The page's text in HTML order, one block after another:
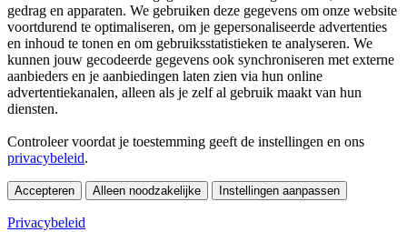
gedrag en apparaten. We gebruiken deze gegevens om onze website
voortdurend te optimaliseren, om je gepersonaliseerde advertenties
en inhoud te tonen en om gebruiksstatistieken te analyseren. We
kunnen jouw gecodeerde gegevens ook synchroniseren met externe
aanbieders en je aanbiedingen laten zien via hun online
advertentiekanalen, alleen als je zelf al gebruik maakt van hun
diensten.
Controleer voordat je toestemming geeft de instellingen en ons
privacybeleid.
Accepteren Alleen noodzakelijke Instellingen aanpassen
Privacybeleid